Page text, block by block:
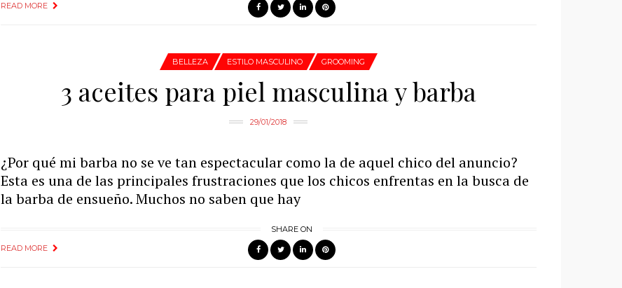
READ MORE
BELLEZA ESTILO MASCULINO GROOMING
3 aceites para piel masculina y barba
29/01/2018
¿Por qué mi barba no se ve tan espectacular como la de aquel chico del anuncio?
Esta es una de las principales frustraciones que los chicos enfrentas en la busca de
la barba de ensueño. Muchos no saben que hay
READ MORE
SHARE ON